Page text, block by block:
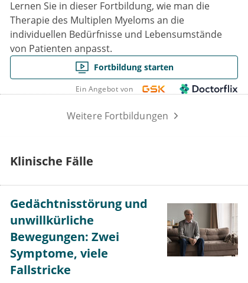
Lernen Sie in dieser Fortbildung, wie man die
Therapie des Multiplen Myeloms an die
individuellen Bedürfnisse und Lebensumstände
von Patienten anpasst.
Fortbildung starten
Ein Angebot von
Weitere Fortbildungen
Klinische Fälle
Gedächtnisstörung und
unwillkürliche
Bewegungen: Zwei
Symptome, viele
Fallstricke